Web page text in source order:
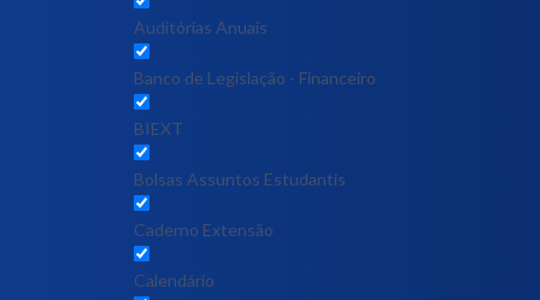
Auditórias Anuais
Banco de Legislação - Financeiro
BIEXT
Bolsas Assuntos Estudantis
Caderno Extensão
Calendário